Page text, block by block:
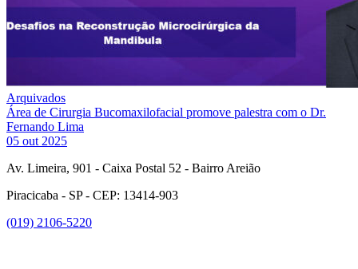
Arquivados
Área de Cirurgia Bucomaxilofacial promove palestra com o Dr.
Fernando Lima
05 out 2025
Av. Limeira, 901 - Caixa Postal 52 - Bairro Areião
Piracicaba - SP - CEP: 13414-903
(019) 2106-5220